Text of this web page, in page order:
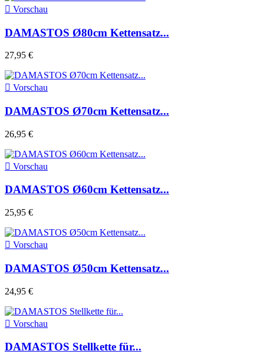
 Vorschau
DAMASTOS Ø80cm Kettensatz...
27,95 €
 Vorschau
DAMASTOS Ø70cm Kettensatz...
26,95 €
 Vorschau
DAMASTOS Ø60cm Kettensatz...
25,95 €
 Vorschau
DAMASTOS Ø50cm Kettensatz...
24,95 €
 Vorschau
DAMASTOS Stellkette für...